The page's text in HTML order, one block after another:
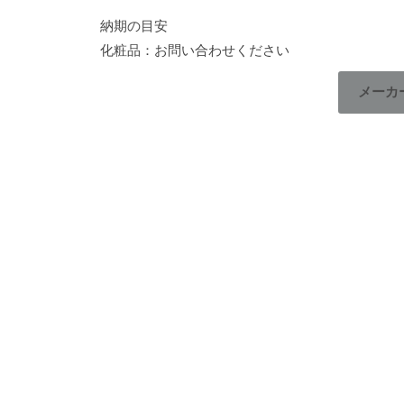
納期の目安
化粧品：お問い合わせください
メーカ